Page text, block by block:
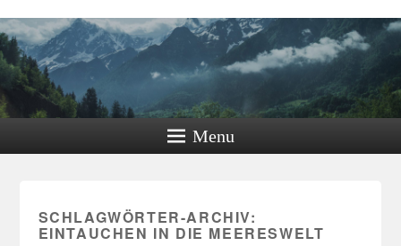
Menu
SCHLAGWÖRTER-ARCHIV:
EINTAUCHEN IN DIE MEERESWELT